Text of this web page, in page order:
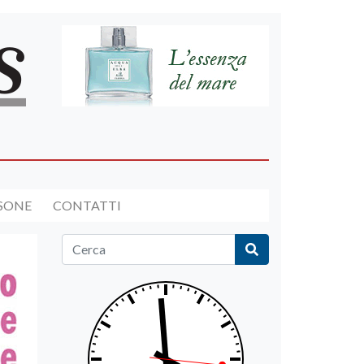
CONTATTI